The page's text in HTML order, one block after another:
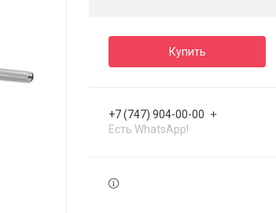
Купить
+7 (747) 904-00-00
Есть WhatsApp!